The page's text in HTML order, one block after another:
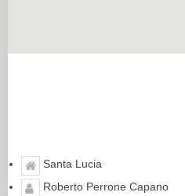
Santa Lucia
Roberto Perrone Capano